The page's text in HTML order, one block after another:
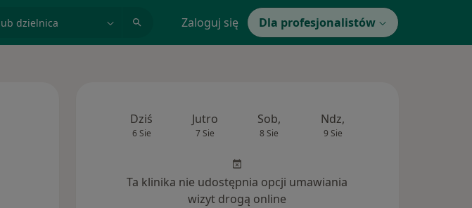
Zaloguj się Dla profesjonalistów
Dziś
6 Sie
Jutro
7 Sie
Sob,
8 Sie
Ndz,
9 Sie
Ta klinika nie udostępnia opcji umawiania
wizyt drogą online